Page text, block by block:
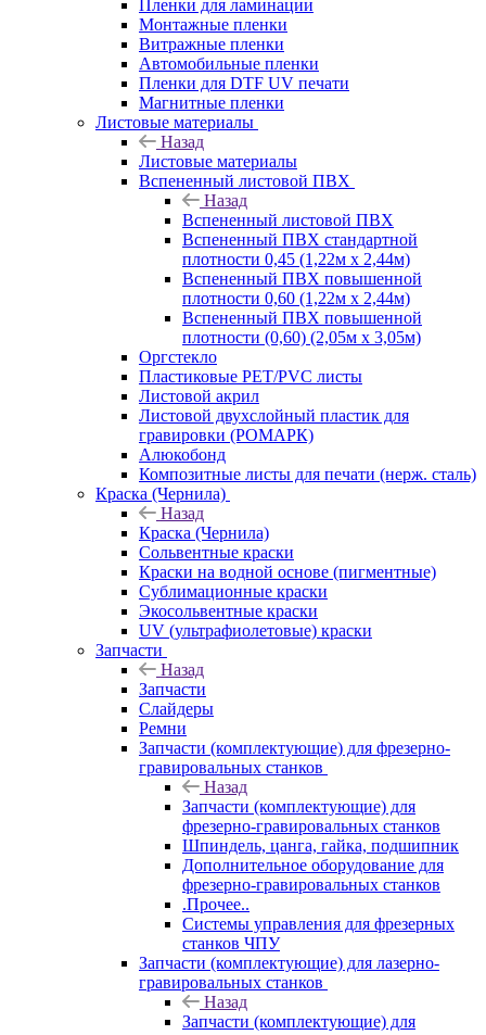
Пленки для ламинации
Монтажные пленки
Витражные пленки
Автомобильные пленки
Пленки для DTF UV печати
Магнитные пленки
Листовые материалы
Назад
Листовые материалы
Вспененный листовой ПВХ
Назад
Вспененный листовой ПВХ
Вспененный ПВХ стандартной
плотности 0,45 (1,22м х 2,44м)
Вспененный ПВХ повышенной
плотности 0,60 (1,22м х 2,44м)
Вспененный ПВХ повышенной
плотности (0,60) (2,05м х 3,05м)
Оргстекло
Пластиковые PET/PVC листы
Листовой акрил
Листовой двухслойный пластик для
гравировки (РОМАРК)
Алюкобонд
Композитные листы для печати (нерж. сталь)
Краска (Чернила)
Назад
Краска (Чернила)
Сольвентные краски
Краски на водной основе (пигментные)
Сублимационные краски
Экосольвентные краски
UV (ультрафиолетовые) краски
Запчасти
Назад
Запчасти
Слайдеры
Ремни
Запчасти (комплектующие) для фрезерно-
гравировальных станков
Назад
Запчасти (комплектующие) для
фрезерно-гравировальных станков
Шпиндель, цанга, гайка, подшипник
Дополнительное оборудование для
фрезерно-гравировальных станков
.Прочее..
Системы управления для фрезерных
станков ЧПУ
Запчасти (комплектующие) для лазерно-
гравировальных станков
Назад
Запчасти (комплектующие) для